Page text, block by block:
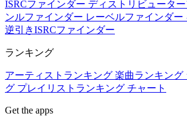
ISRCファインダー ディストリビュータ
ンルファインダー レーベルファインダー
逆引きISRCファインダー
ランキング
アーティストランキング 楽曲ランキング
グ プレイリストランキング チャート
Get the apps